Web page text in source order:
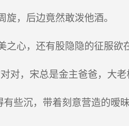
，后边竟然敢泼他酒。
心，还有股隐隐的征服欲
对，宋总是金主爸爸，大老
些沉，带着刻意营造的暧